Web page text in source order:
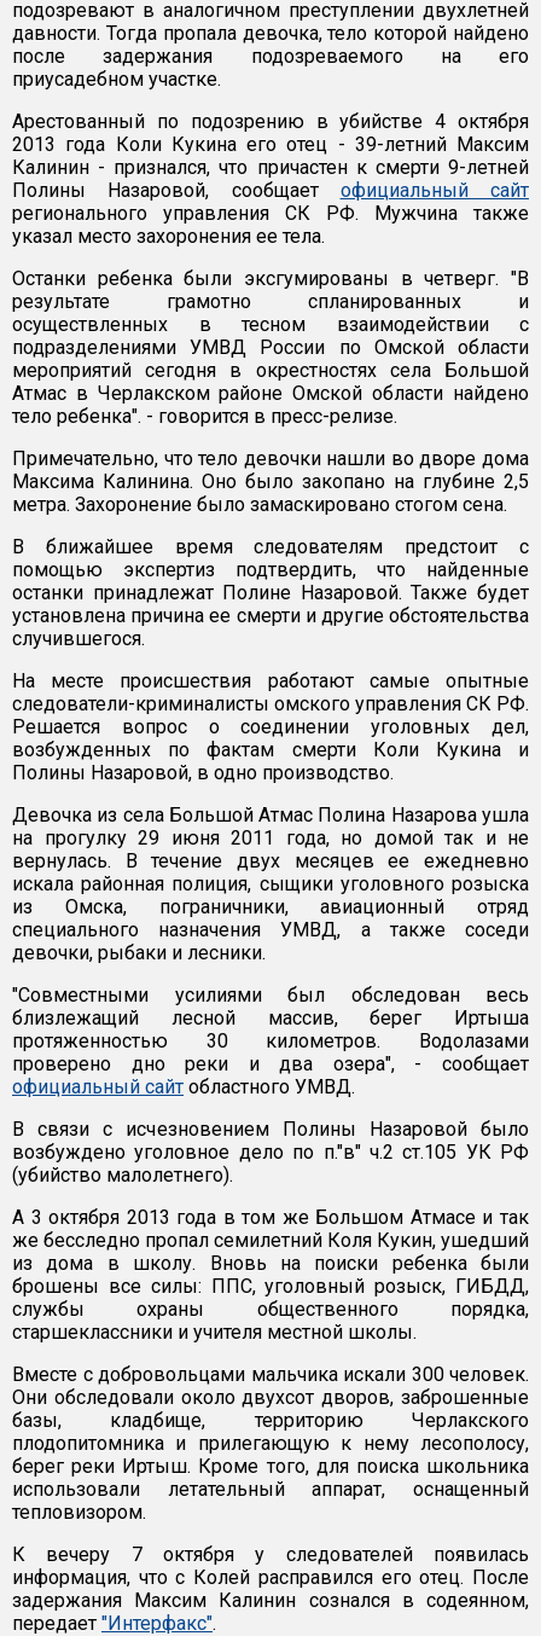
подозревают в аналогичном преступлении двухлетней
давности. Тогда пропала девочка, тело которой найдено
после задержания подозреваемого на его
приусадебном участке.
Арестованный по подозрению в убийстве 4 октября
2013 года Коли Кукина его отец - 39-летний Максим
Калинин - признался, что причастен к смерти 9-летней
Полины Назаровой, сообщает официальный сайт
регионального управления СК РФ. Мужчина также
указал место захоронения ее тела.
Останки ребенка были эксгумированы в четверг. "В
результате грамотно спланированных и
осуществленных в тесном взаимодействии с
подразделениями УМВД России по Омской области
мероприятий сегодня в окрестностях села Большой
Атмас в Черлакском районе Омской области найдено
тело ребенка". - говорится в пресс-релизе.
Примечательно, что тело девочки нашли во дворе дома
Максима Калинина. Оно было закопано на глубине 2,5
метра. Захоронение было замаскировано стогом сена.
В ближайшее время следователям предстоит с
помощью экспертиз подтвердить, что найденные
останки принадлежат Полине Назаровой. Также будет
установлена причина ее смерти и другие обстоятельства
случившегося.
На месте происшествия работают самые опытные
следователи-криминалисты омского управления СК РФ.
Решается вопрос о соединении уголовных дел,
возбужденных по фактам смерти Коли Кукина и
Полины Назаровой, в одно производство.
Девочка из села Большой Атмас Полина Назарова ушла
на прогулку 29 июня 2011 года, но домой так и не
вернулась. В течение двух месяцев ее ежедневно
искала районная полиция, сыщики уголовного розыска
из Омска, пограничники, авиационный отряд
специального назначения УМВД, а также соседи
девочки, рыбаки и лесники.
"Совместными усилиями был обследован весь
близлежащий лесной массив, берег Иртыша
протяженностью 30 километров. Водолазами
проверено дно реки и два озера", - сообщает
официальный сайт областного УМВД.
В связи с исчезновением Полины Назаровой было
возбуждено уголовное дело по п."в" ч.2 ст.105 УК РФ
(убийство малолетнего).
А 3 октября 2013 года в том же Большом Атмасе и так
же бесследно пропал семилетний Коля Кукин, ушедший
из дома в школу. Вновь на поиски ребенка были
брошены все силы: ППС, уголовный розыск, ГИБДД,
службы охраны общественного порядка,
старшеклассники и учителя местной школы.
Вместе с добровольцами мальчика искали 300 человек.
Они обследовали около двухсот дворов, заброшенные
базы, кладбище, территорию Черлакского
плодопитомника и прилегающую к нему лесополосу,
берег реки Иртыш. Кроме того, для поиска школьника
использовали летательный аппарат, оснащенный
тепловизором.
К вечеру 7 октября у следователей появилась
информация, что с Колей расправился его отец. После
задержания Максим Калинин сознался в содеянном,
передает "Интерфакс".